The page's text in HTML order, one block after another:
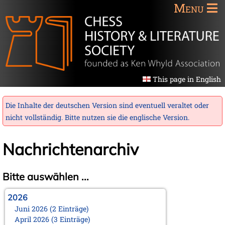
Menu
This page in English
Die Inhalte der deutschen Version sind eventuell veraltet oder
nicht vollständig. Bitte nutzen sie die englische Version.
Nachrichtenarchiv
Bitte auswählen ...
2026
Juni 2026 (2 Einträge)
April 2026 (3 Einträge)